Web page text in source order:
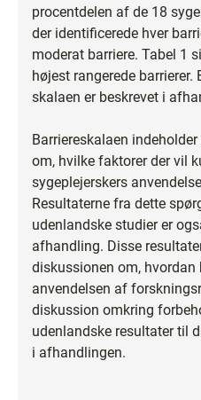
procentdelen af de 18
der identificerede hver
moderat barriere. Tabel 1
højest rangerede
skalaen er beskrevet i
Barriereskalaen
om, hvilke faktorer der vil
sygeplejerskers
Resultaterne fra dette
udenlandske studier er
afhandling. Disse
diskussionen om, hvordan
anvendelsen af
diskussion omkring
udenlandske resultater til
i afhandlingen.